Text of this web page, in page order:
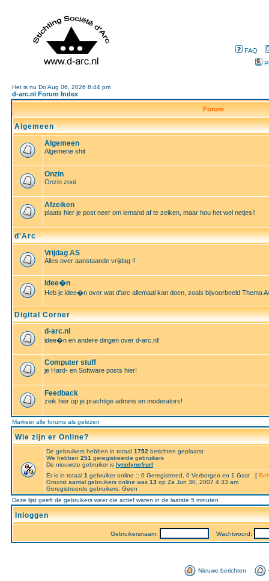
FAQ
Het is nu Do Aug 06, 2026 8:44 pm
d-arc.nl Forum Index
Forum
Algemeen
Algemeen
Algemene shit
Onzin
Onzin zooi
Afzeiken
plaats hier je post neer om iemand af te zeiken, maar hou het wel netjes!!
d'Arc
Vrijdag AS
Alles over aanstaande vrijdag !!
Idee�n
Heb je idee�n over wat d'arc allemaal kan doen, zoals bijvoorbeeld Thema
Digital Corner
d-arc.nl
idee�n en andere dingen over d-arc.nl!
Computer stuff
je Hard- en Software posts hier!
Feedback
zeik hier op je prachtige admins en moderators!
Markeer alle forums als gelezen
Wie zijn er Online?
De gebruikers hebben in totaal 1752 berichten geplaatst
We hebben 251 geregistreerde gebruikers
De nieuwste gebruiker is lynclyncfrurl
Er is in totaal 1 gebruiker online :: 0 Geregistreed, 0 Verborgen en 1 Gast [
Grootst aantal gebruikers online was 13 op Za Jun 30, 2007 4:33 am
Geregistreerde gebruikers: Geen
Deze lijst geeft de gebruikers weer die actief waren in de laatste 5 minuten
Inloggen
Gebruikersnaam: Wachtwoord:
Nieuwe berichten